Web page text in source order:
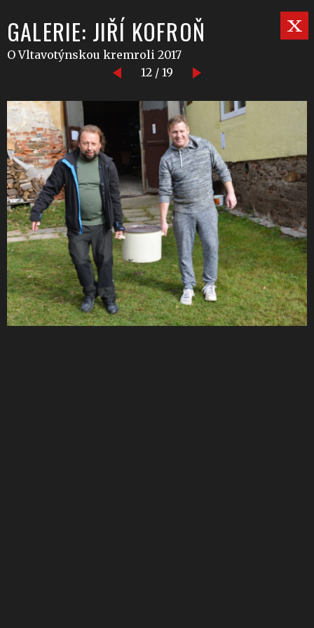
GALERIE: JIŘÍ KOFROŇ
O Vltavotýnskou kremroli 2017
12 / 19